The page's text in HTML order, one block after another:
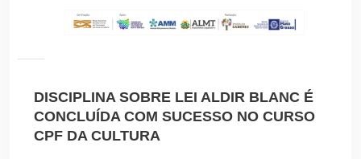
DISCIPLINA SOBRE LEI ALDIR BLANC É
CONCLUÍDA COM SUCESSO NO CURSO
CPF DA CULTURA